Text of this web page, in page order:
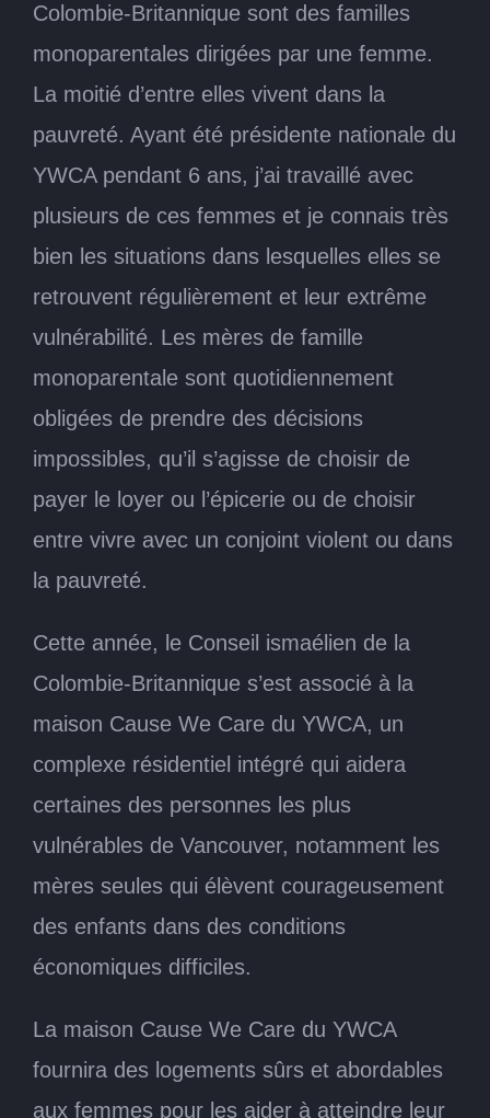
Colombie-Britannique sont des familles
monoparentales dirigées par une femme.
La moitié d’entre elles vivent dans la
pauvreté. Ayant été présidente nationale du
YWCA pendant 6 ans, j’ai travaillé avec
plusieurs de ces femmes et je connais très
bien les situations dans lesquelles elles se
retrouvent régulièrement et leur extrême
vulnérabilité. Les mères de famille
monoparentale sont quotidiennement
obligées de prendre des décisions
impossibles, qu’il s’agisse de choisir de
payer le loyer ou l’épicerie ou de choisir
entre vivre avec un conjoint violent ou dans
la pauvreté.
Cette année, le Conseil ismaélien de la
Colombie-Britannique s’est associé à la
maison Cause We Care du YWCA, un
complexe résidentiel intégré qui aidera
certaines des personnes les plus
vulnérables de Vancouver, notamment les
mères seules qui élèvent courageusement
des enfants dans des conditions
économiques difficiles.
La maison Cause We Care du YWCA
fournira des logements sûrs et abordables
aux femmes pour les aider à atteindre leur